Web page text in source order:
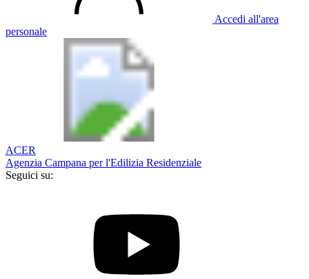
Accedi all'area
personale
ACER
Agenzia Campana per l'Edilizia Residenziale
Seguici su: